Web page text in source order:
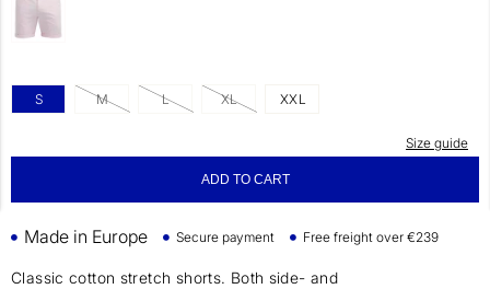
S M L XL XXL
Size guide
ADD TO CART
Made in Europe Secure payment Free freight over €239
Classic cotton stretch shorts. Both side- and